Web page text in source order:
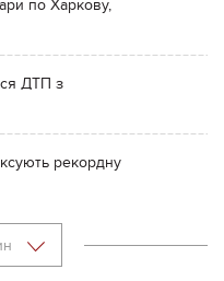
по Харкову,
ДТП з
рекордну